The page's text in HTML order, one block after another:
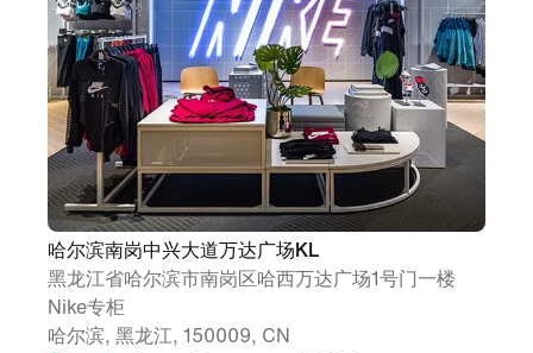
哈尔滨南岗中兴大道万达广场KL
黑龙江省哈尔滨市南岗区哈西万达广场1号门一楼
Nike专柜
哈尔滨, 黑龙江, 150009, CN